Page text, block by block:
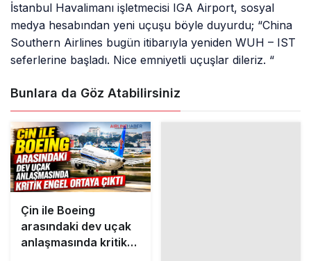
İstanbul Havalimanı işletmecisi IGA Airport, sosyal
medya hesabından yeni uçuşu böyle duyurdu; “China
Southern Airlines bugün itibarıyla yeniden WUH – IST
seferlerine başladı. Nice emniyetli uçuşlar dileriz. “
Bunlara da Göz Atabilirsiniz
Çin ile Boeing
arasındaki dev uçak
anlaşmasında kritik